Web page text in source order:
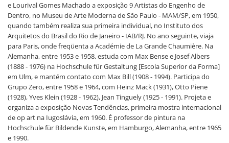
e Lourival Gomes Machado a exposição 9 Artistas do Engenho de
Dentro, no Museu de Arte Moderna de São Paulo - MAM/SP, em 1950,
quando também realiza sua primeira individual, no Instituto dos
Arquitetos do Brasil do Rio de Janeiro - IAB/RJ. No ano seguinte, viaja
para Paris, onde freqüenta a Académie de La Grande Chaumière. Na
Alemanha, entre 1953 e 1958, estuda com Max Bense e Josef Albers
(1888 - 1976) na Hochschule für Gestaltung [Escola Superior da Forma]
em Ulm, e mantém contato com Max Bill (1908 - 1994). Participa do
Grupo Zero, entre 1958 e 1964, com Heinz Mack (1931), Otto Piene
(1928), Yves Klein (1928 - 1962), Jean Tinguely (1925 - 1991). Projeta e
organiza a exposição Novas Tendências, primeira mostra internacional
de op art na Iugoslávia, em 1960. É professor de pintura na
Hochschule für Bildende Kunste, em Hamburgo, Alemanha, entre 1965
e 1990.